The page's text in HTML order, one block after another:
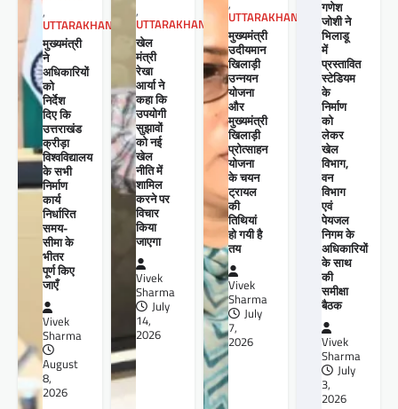
,
UTTARAKHAND
मुख्यमंत्री
ने
अधिकारियों
को
निर्देश
दिए कि
उत्तराखंड
क्रीड़ा
विश्वविद्यालय
के सभी
निर्माण
कार्य
निर्धारित
समय-
सीमा के
भीतर
पूर्ण किए
जाएँ
Vivek
Sharma
August
8,
2026
,
UTTARAKHAND
खेल
मंत्री
रेखा
आर्या ने
कहा कि
उपयोगी
सुझावों
को नई
खेल
नीति में
शामिल
करने पर
विचार
किया
जाएगा
Vivek
Sharma
July
14,
2026
,
UTTARAKHAND
मुख्यमंत्री
उदीयमान
खिलाड़ी
उन्नयन
योजना
और
मुख्यमंत्री
खिलाड़ी
प्रोत्साहन
योजना
के चयन
ट्रायल
की
तिथियां
हो गयी है
तय
Vivek
Sharma
July
7,
2026
गणेश
जोशी ने
भिलाडू
में
प्रस्तावित
स्टेडियम
के
निर्माण
को
लेकर
खेल
विभाग,
वन
विभाग
एवं
पेयजल
निगम के
अधिकारियों
के साथ
की
समीक्षा
बैठक
Vivek
Sharma
July
3,
2026